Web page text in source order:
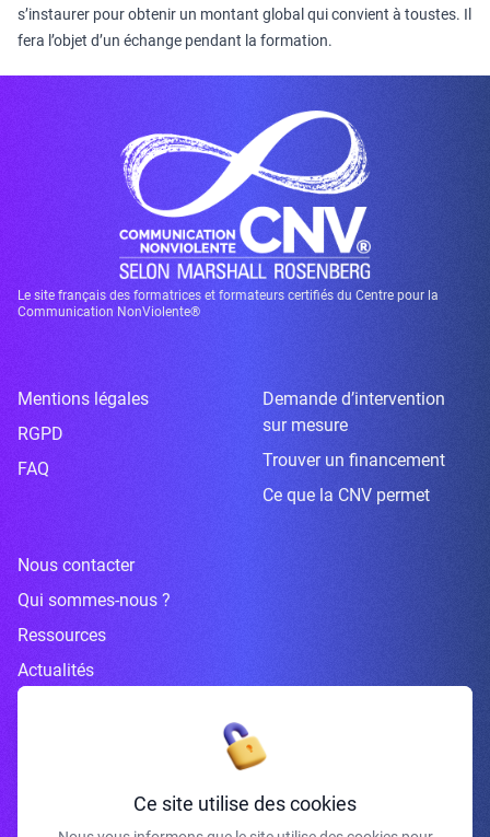
s’instaurer pour obtenir un montant global qui convient à toustes. Il
fera l’objet d’un échange pendant la formation.
Le site français des formatrices et formateurs certifiés du Centre pour la
Communication NonViolente®
Mentions légales
RGPD
FAQ
Demande d’intervention
sur mesure
Trouver un financement
Ce que la CNV permet
Nous contacter
Qui sommes-nous ?
Ressources
Actualités
Inscrivez-vous à la newsletter
Ce site utilise des cookies